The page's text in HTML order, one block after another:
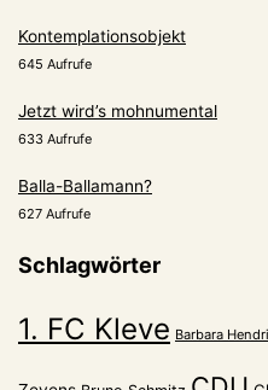
Kontemplationsobjekt
645 Aufrufe
Jetzt wird’s mohnumental
633 Aufrufe
Balla-Ballamann?
627 Aufrufe
Schlagwörter
1. FC Kleve Barbara